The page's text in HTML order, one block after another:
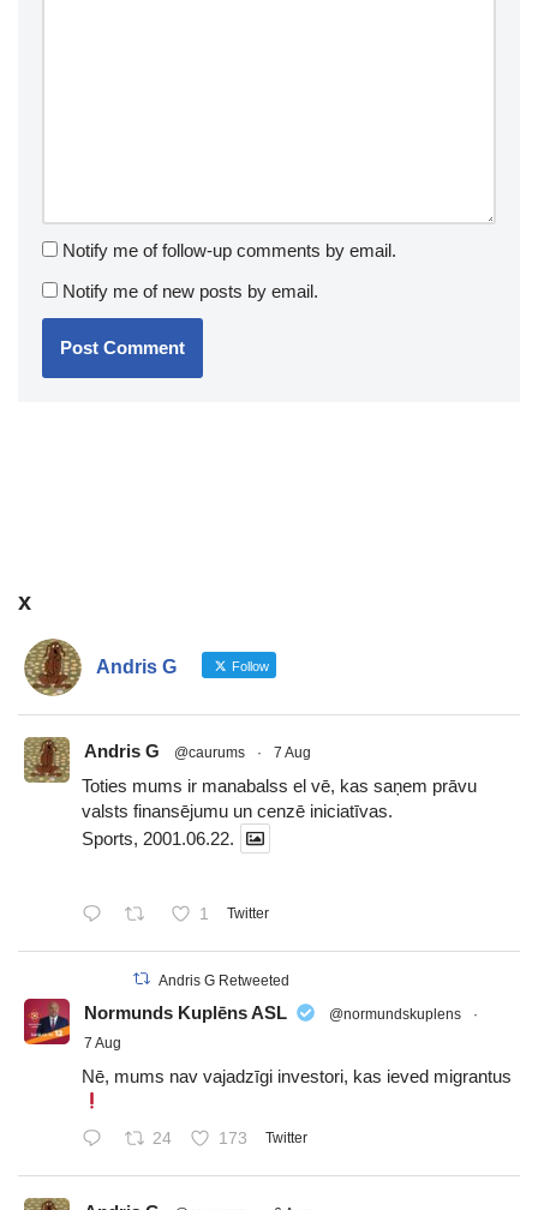
Notify me of follow-up comments by email.
Notify me of new posts by email.
x
Andris G Follow
Andris G @caurums · 7 Aug
Toties mums ir manabalss el vē, kas saņem prāvu
valsts finansējumu un cenzē iniciatīvas.
Sports, 2001.06.22.
1 Twitter
Andris G Retweeted
Normunds Kuplēns ASL @normundskuplens
·
7 Aug
Nē, mums nav vajadzīgi investori, kas ieved migrantus
24 173 Twitter